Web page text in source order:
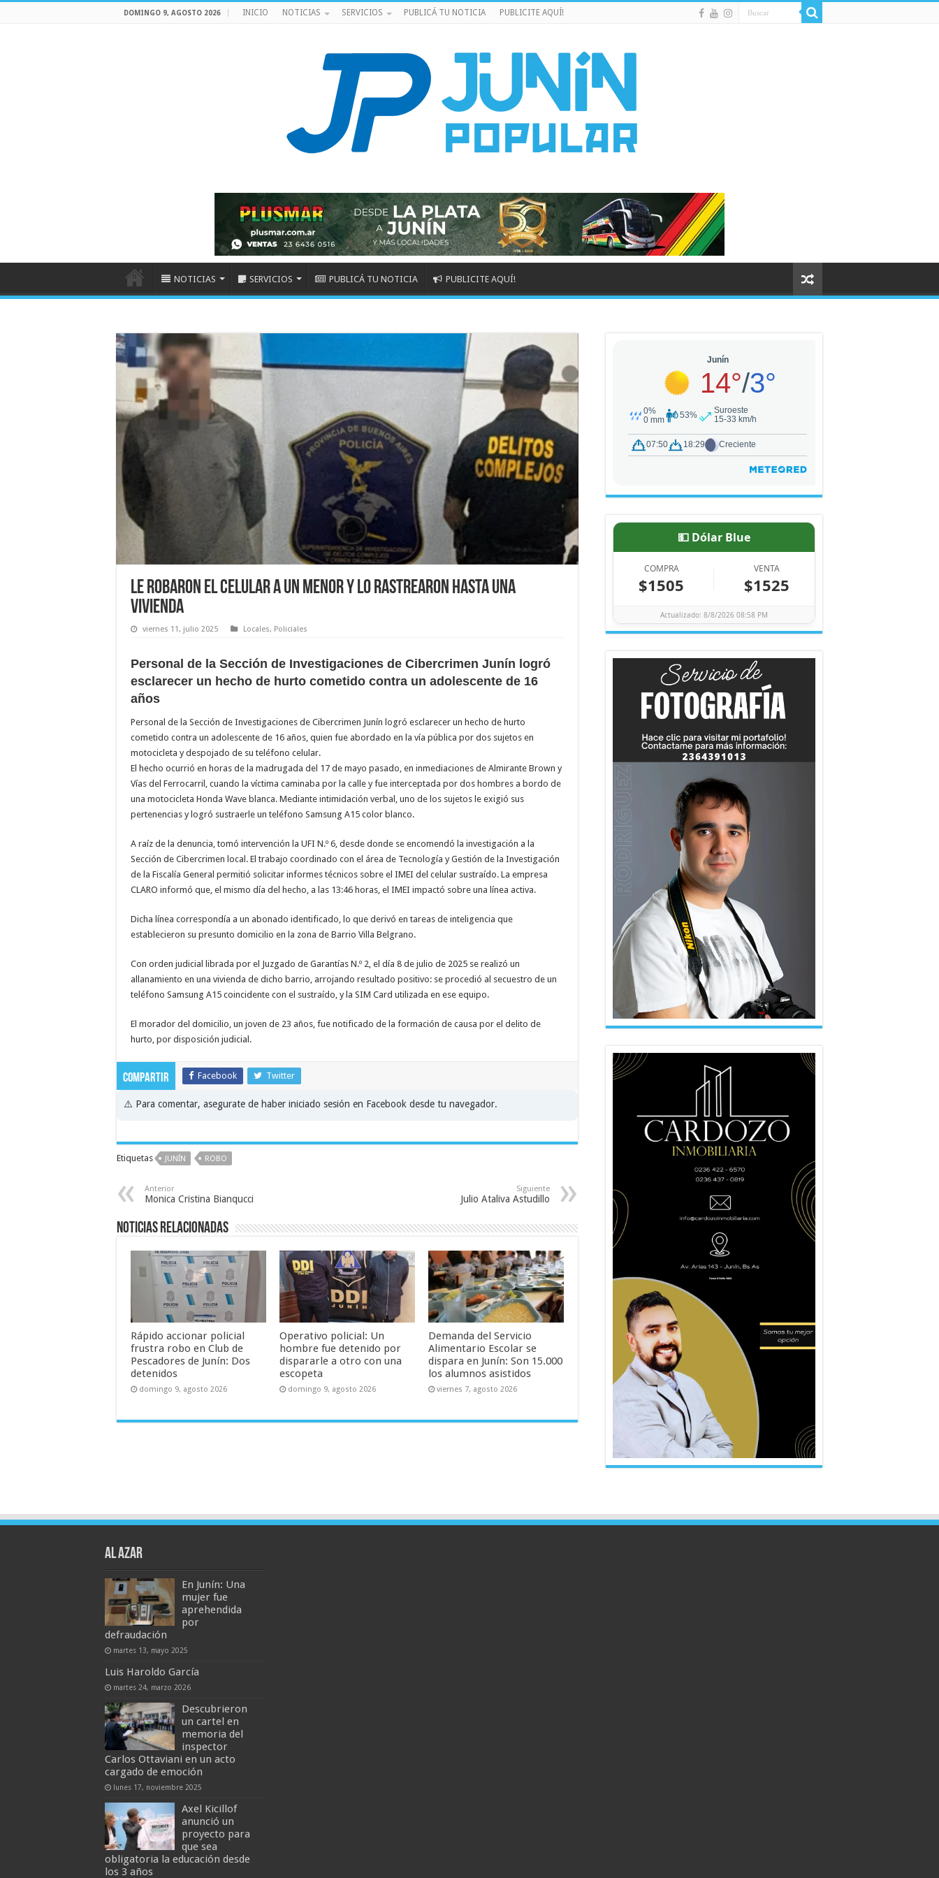
DOMINGO 9, AGOSTO 2026 INICIO NOTICIAS SERVICIOS PUBLICÁ TU NOTICIA PUBLICITE AQUÍ!
NOTICIAS SERVICIOS PUBLICÁ TU NOTICIA PUBLICITE AQUÍ!
Le robaron el celular a un menor y lo rastrearon hasta una
vivienda
viernes 11, julio 2025 Locales, Policiales
Personal de la Sección de Investigaciones de Cibercrimen Junín logró
esclarecer un hecho de hurto cometido contra un adolescente de 16
años
Personal de la Sección de Investigaciones de Cibercrimen Junín logró esclarecer un hecho de hurto
cometido contra un adolescente de 16 años, quien fue abordado en la vía pública por dos sujetos en
motocicleta y despojado de su teléfono celular.
El hecho ocurrió en horas de la madrugada del 17 de mayo pasado, en inmediaciones de Almirante Brown y
Vías del Ferrocarril, cuando la víctima caminaba por la calle y fue interceptada por dos hombres a bordo de
una motocicleta Honda Wave blanca. Mediante intimidación verbal, uno de los sujetos le exigió sus
pertenencias y logró sustraerle un teléfono Samsung A15 color blanco.
A raíz de la denuncia, tomó intervención la UFI N.º 6, desde donde se encomendó la investigación a la
Sección de Cibercrimen local. El trabajo coordinado con el área de Tecnología y Gestión de la Investigación
de la Fiscalía General permitió solicitar informes técnicos sobre el IMEI del celular sustraído. La empresa
CLARO informó que, el mismo día del hecho, a las 13:46 horas, el IMEI impactó sobre una línea activa.
Dicha línea correspondía a un abonado identificado, lo que derivó en tareas de inteligencia que
establecieron su presunto domicilio en la zona de Barrio Villa Belgrano.
Con orden judicial librada por el Juzgado de Garantías N.º 2, el día 8 de julio de 2025 se realizó un
allanamiento en una vivienda de dicho barrio, arrojando resultado positivo: se procedió al secuestro de un
teléfono Samsung A15 coincidente con el sustraído, y la SIM Card utilizada en ese equipo.
El morador del domicilio, un joven de 23 años, fue notificado de la formación de causa por el delito de
hurto, por disposición judicial.
Compartir Facebook Twitter
⚠️ Para comentar, asegurate de haber iniciado sesión en Facebook desde tu navegador.
Etiquetas JUNÍN ROBO
Anterior
Monica Cristina Bianqucci
Siguiente
Julio Ataliva Astudillo
Noticias relacionadas
Rápido accionar policial
frustra robo en Club de
Pescadores de Junín: Dos
detenidos
domingo 9, agosto 2026
Operativo policial: Un
hombre fue detenido por
dispararle a otro con una
escopeta
domingo 9, agosto 2026
Demanda del Servicio
Alimentario Escolar se
dispara en Junín: Son 15.000
los alumnos asistidos
viernes 7, agosto 2026
💵 Dólar Blue
COMPRA
$1505
VENTA
$1525
Actualizado: 8/8/2026 08:58 PM
AL AZAR
En Junín: Una
mujer fue
aprehendida
por
defraudación
martes 13, mayo 2025
Luis Haroldo García
martes 24, marzo 2026
Descubrieron
un cartel en
memoria del
inspector
Carlos Ottaviani en un acto
cargado de emoción
lunes 17, noviembre 2025
Axel Kicillof
anunció un
proyecto para
que sea
obligatoria la educación desde
los 3 años